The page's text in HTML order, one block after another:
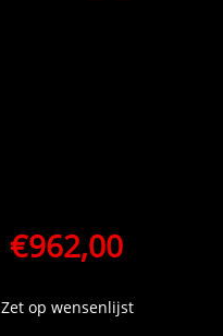
€962,00
Zet op wensenlijst